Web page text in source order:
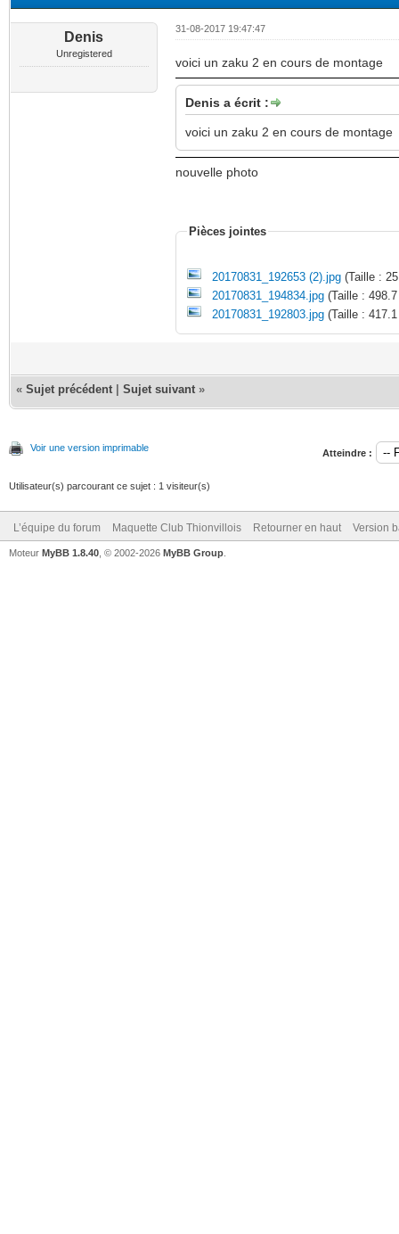
Denis
Unregistered
31-08-2017 19:47:47
voici un zaku 2 en cours de montage
Denis a écrit :
voici un zaku 2 en cours de montage
nouvelle photo
Pièces jointes
20170831_192653 (2).jpg(Taille :
20170831_194834.jpg(Taille :
20170831_192803.jpg(Taille : 417.1
« Sujet précédent Sujet suivant »
Voir une version imprimable Atteindre :
Utilisateur(s) parcourant ce sujet : 1 visiteur(s)
L’équipe du forum Maquette Club Thionvillois Retourner en haut Version
Moteur MyBB 1.8.40 , © 2002-2026 MyBB Group